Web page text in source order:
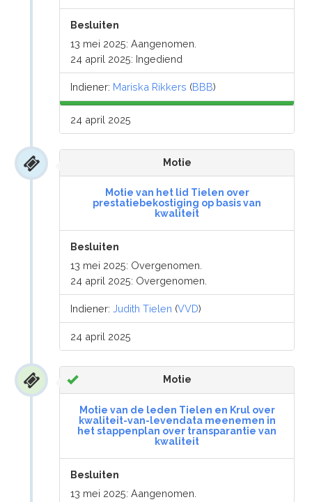
Besluiten
13 mei 2025: Aangenomen.
24 april 2025: Ingediend
Indiener: Mariska Rikkers (BBB)
24 april 2025
Motie
Motie van het lid Tielen over
prestatiebekostiging op basis van
kwaliteit
Besluiten
13 mei 2025: Overgenomen.
24 april 2025: Overgenomen.
Indiener:Judith Tielen (VVD)
24 april 2025
Motie
Motie van de leden Tielen en Krul over
kwaliteit-van-levendata meenemen in
het stappenplan over transparantie van
kwaliteit
Besluiten
13 mei 2025: Aangenomen.